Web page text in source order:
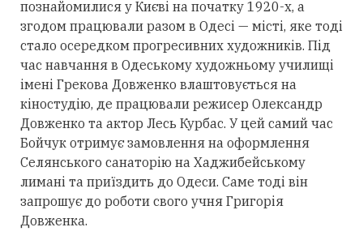
познайомилися у Києві на початку 1920-х, а
згодом працювали разом в Одесі — місті, яке тоді
стало осередком прогресивних художників. Під
час навчання в Одеському художньому училищі
імені Грекова Довженко влаштовується на
кіностудію, де працювали режисер Олександр
Довженко та актор Лесь Курбас. У цей самий час
Бойчук отримує замовлення на оформлення
Селянського санаторію на Хаджибейському
лимані та приїздить до Одеси. Саме тоді він
запрошує до роботи свого учня Григорія
Довженка.